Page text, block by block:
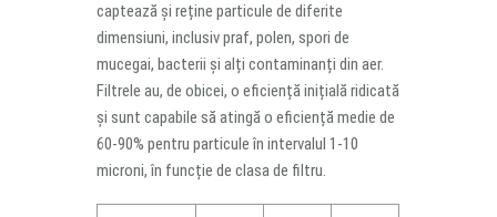
captează și reține particule de diferite
dimensiuni, inclusiv praf, polen, spori de
mucegai, bacterii și alți contaminanți din aer.
Filtrele au, de obicei, o eficiență inițială ridicată
și sunt capabile să atingă o eficiență medie de
60-90% pentru particule în intervalul 1-10
microni, în funcție de clasa de filtru.